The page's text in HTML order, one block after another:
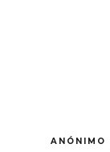
ANÓNIMO